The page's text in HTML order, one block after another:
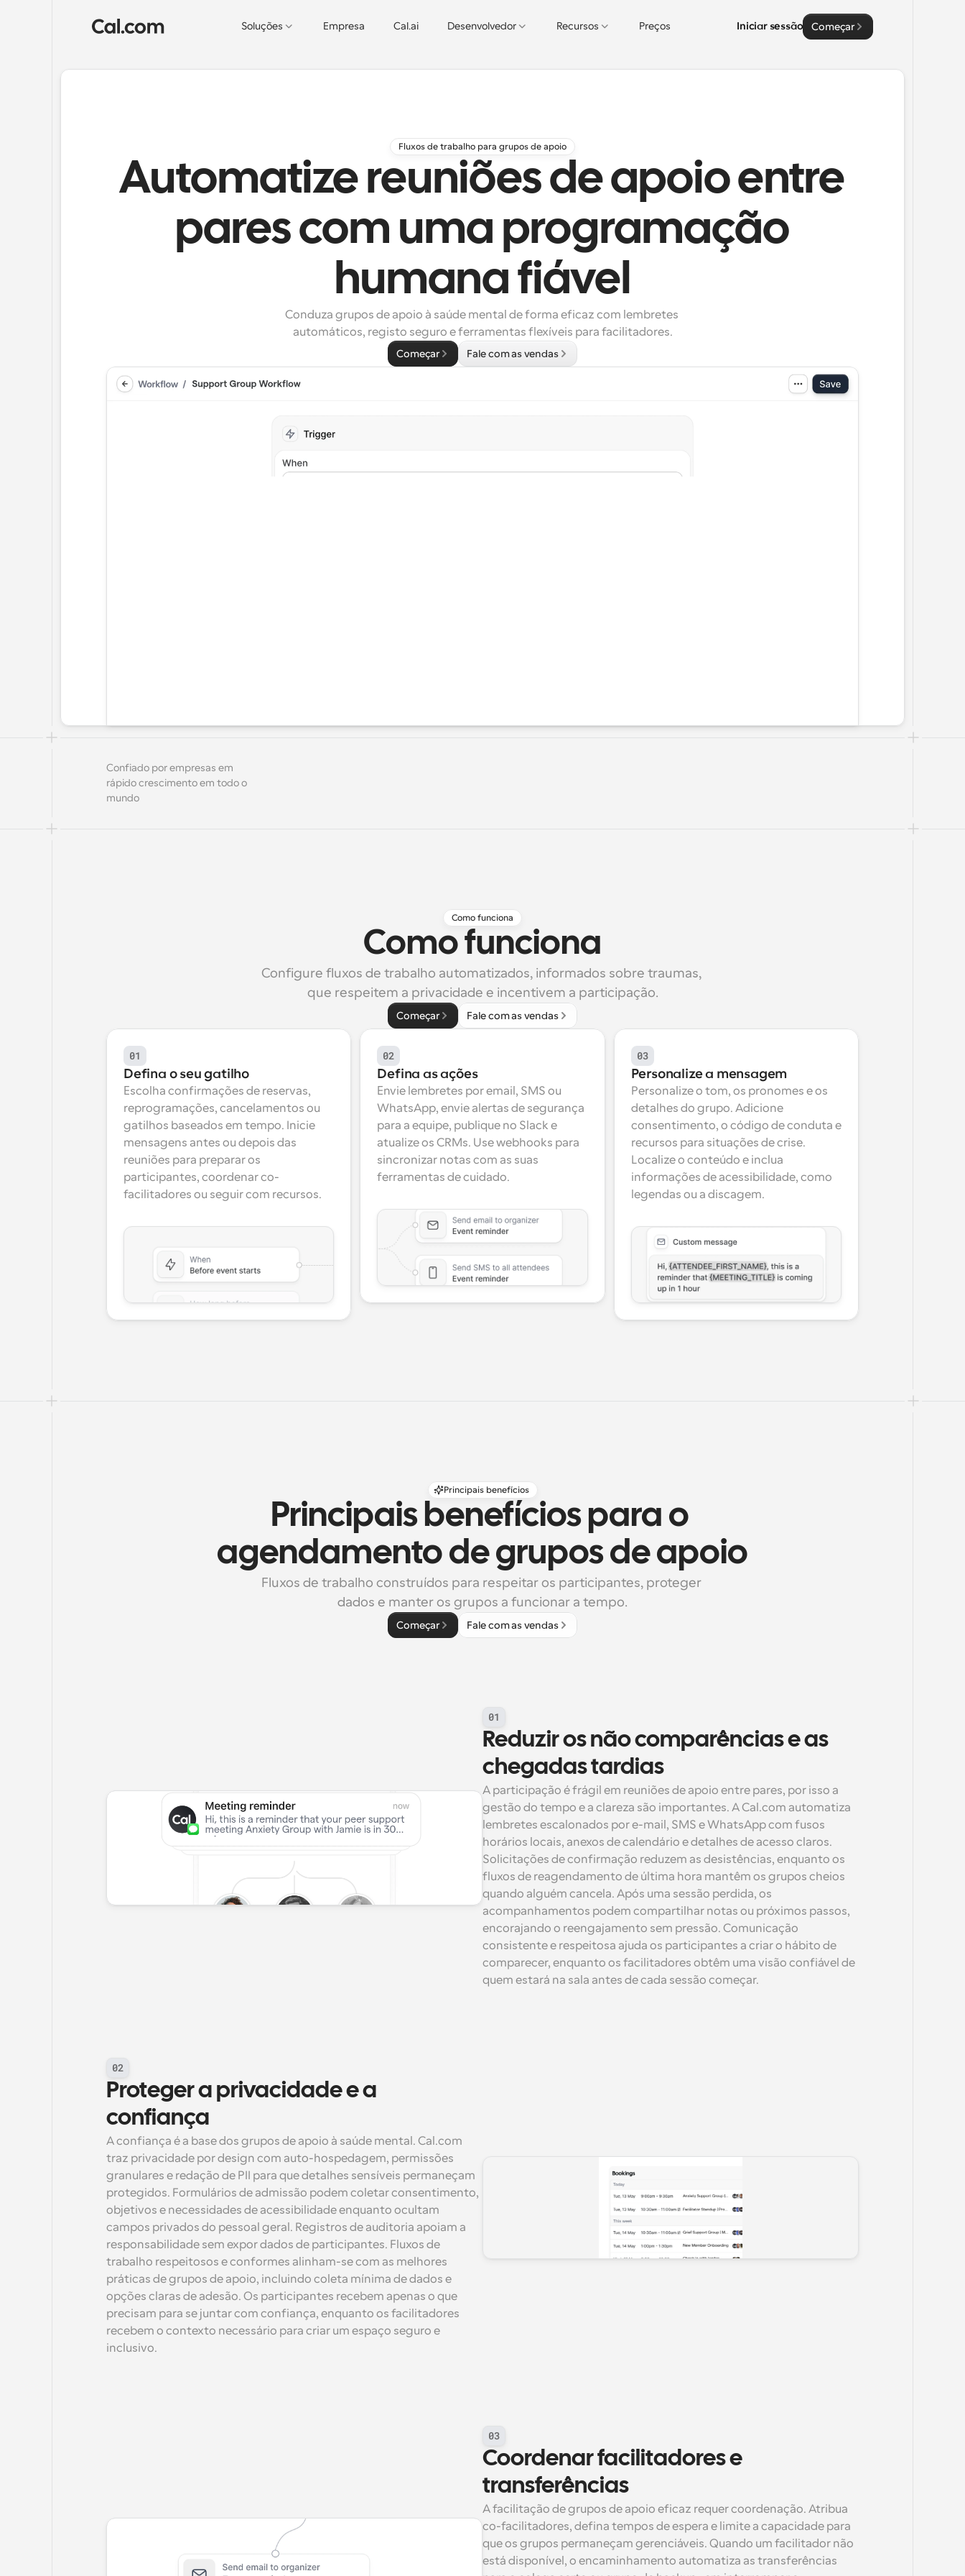
Soluções Empresa Cal.ai Desenvolvedor Recursos Preços Iniciar sessão Começar
Fluxos de trabalho para grupos de apoio
Automatize reuniões de apoio entre
pares com uma programação
humana fiável
Conduza grupos de apoio à saúde mental de forma eficaz com lembretes
automáticos, registo seguro e ferramentas flexíveis para facilitadores.
Começar Fale com as vendas
Confiado por empresas em
rápido crescimento em todo o
mundo
Como funciona
Como funciona
Configure fluxos de trabalho automatizados, informados sobre traumas,
que respeitem a privacidade e incentivem a participação.
Começar Fale com as vendas
01
Defina o seu gatilho
Escolha confirmações de reservas,
reprogramações, cancelamentos ou
gatilhos baseados em tempo. Inicie
mensagens antes ou depois das
reuniões para preparar os
participantes, coordenar co-
facilitadores ou seguir com recursos.
02
Defina as ações
Envie lembretes por email, SMS ou
WhatsApp, envie alertas de segurança
para a equipe, publique no Slack e
atualize os CRMs. Use webhooks para
sincronizar notas com as suas
ferramentas de cuidado.
03
Personalize a mensagem
Personalize o tom, os pronomes e os
detalhes do grupo. Adicione
consentimento, o código de conduta e
recursos para situações de crise.
Localize o conteúdo e inclua
informações de acessibilidade, como
legendas ou a discagem.
Principais benefícios
Principais benefícios para o
agendamento de grupos de apoio
Fluxos de trabalho construídos para respeitar os participantes, proteger
dados e manter os grupos a funcionar a tempo.
Começar Fale com as vendas
01
Reduzir os não comparências e as
chegadas tardias
A participação é frágil em reuniões de apoio entre pares, por isso a
gestão do tempo e a clareza são importantes. A Cal.com automatiza
lembretes escalonados por e-mail, SMS e WhatsApp com fusos
horários locais, anexos de calendário e detalhes de acesso claros.
Solicitações de confirmação reduzem as desistências, enquanto os
fluxos de reagendamento de última hora mantêm os grupos cheios
quando alguém cancela. Após uma sessão perdida, os
acompanhamentos podem compartilhar notas ou próximos passos,
encorajando o reengajamento sem pressão. Comunicação
consistente e respeitosa ajuda os participantes a criar o hábito de
comparecer, enquanto os facilitadores obtêm uma visão confiável de
quem estará na sala antes de cada sessão começar.
02
Proteger a privacidade e a
confiança
A confiança é a base dos grupos de apoio à saúde mental. Cal.com
traz privacidade por design com auto-hospedagem, permissões
granulares e redação de PII para que detalhes sensíveis permaneçam
protegidos. Formulários de admissão podem coletar consentimento,
objetivos e necessidades de acessibilidade enquanto ocultam
campos privados do pessoal geral. Registros de auditoria apoiam a
responsabilidade sem expor dados de participantes. Fluxos de
trabalho respeitosos e conformes alinham-se com as melhores
práticas de grupos de apoio, incluindo coleta mínima de dados e
opções claras de adesão. Os participantes recebem apenas o que
precisam para se juntar com confiança, enquanto os facilitadores
recebem o contexto necessário para criar um espaço seguro e
inclusivo.
03
Coordenar facilitadores e
transferências
A facilitação de grupos de apoio eficaz requer coordenação. Atribua
co-facilitadores, defina tempos de espera e limite a capacidade para
que os grupos permaneçam gerenciáveis. Quando um facilitador não
está disponível, o encaminhamento automatiza as transferências